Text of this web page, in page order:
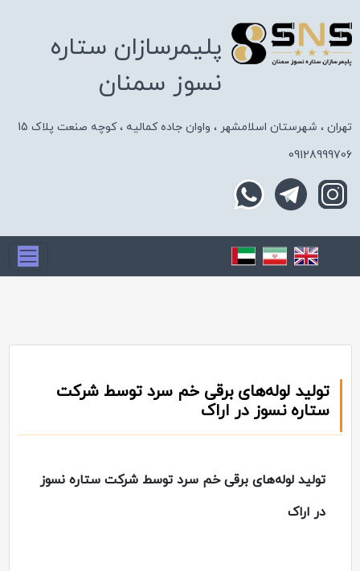
پلیمرسازان ستاره
نسوز سمنان
تهران ، شهرستان اسلامشهر ، واوان جاده کمالیه ، کوچه صنعت پلاک 15
09128999706
تولید لوله‌های برقی خم سرد توسط شرکت
ستاره نسوز در اراک
تولید لوله‌های برقی خم سرد توسط شرکت ستاره نسوز
در اراک